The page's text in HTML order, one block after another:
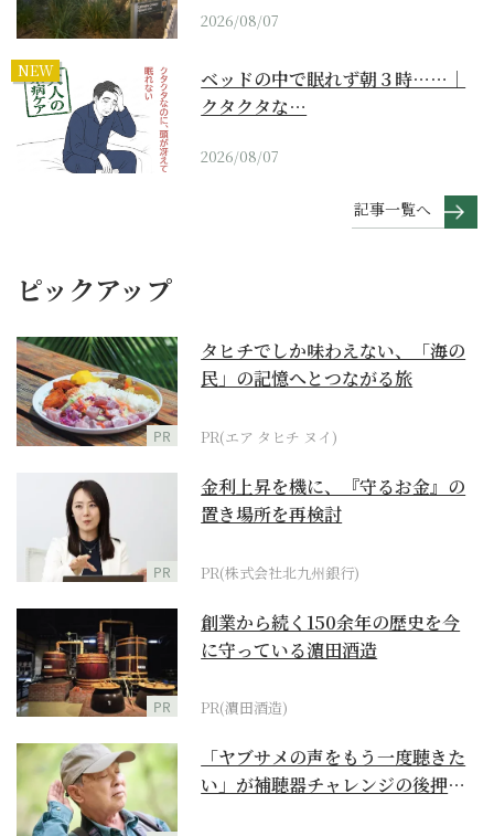
2026/08/07
NEW
ベッドの中で眠れず朝３時……｜
クタクタな…
2026/08/07
記事一覧へ
ピックアップ
PR
タヒチでしか味わえない、「海の
民」の記憶へとつながる旅
PR(エア タヒチ ヌイ)
PR
金利上昇を機に、『守るお金』の
置き場所を再検討
PR(株式会社北九州銀行)
PR
創業から続く150余年の歴史を今
に守っている濵田酒造
PR(濵田酒造)
「ヤブサメの声をもう一度聴きた
い」が補聴器チャレンジの後押し